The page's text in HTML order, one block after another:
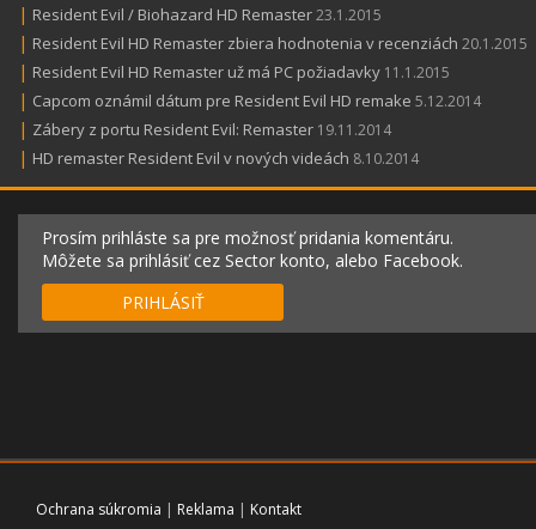
| Resident Evil / Biohazard HD Remaster23.1.2015
| Resident Evil HD Remaster zbiera hodnotenia v recenziách 20.1.2015
| Resident Evil HD Remaster už má PC požiadavky 11.1.2015
| Capcom oznámil dátum pre Resident Evil HD remake 5.12.2014
| Zábery z portu Resident Evil: Remaster 19.11.2014
| HD remaster Resident Evil v nových videách 8.10.2014
Prosím prihláste sa pre možnosť pridania komentáru.
Môžete sa prihlásiť cez Sector konto, alebo Facebook.
PRIHLÁSIŤ
Ochrana súkromia | Reklama | Kontakt